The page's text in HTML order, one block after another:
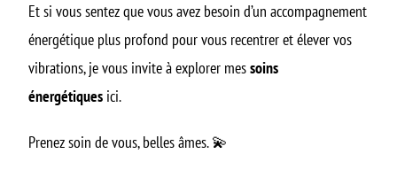
Et si vous sentez que vous avez besoin d’un accompagnement
énergétique plus profond pour vous recentrer et élever vos
vibrations, je vous invite à explorer messoins
énergétiques ici.
Prenez soin de vous, belles âmes. 💫